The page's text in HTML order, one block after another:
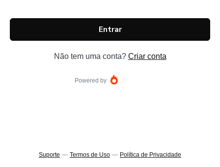
Entrar
Não tem uma conta? Criar conta
Powered by
Suporte — Termos de Uso — Política de Privacidade